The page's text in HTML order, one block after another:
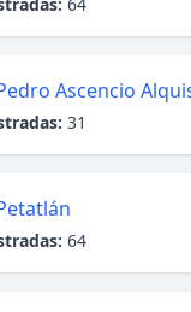
Ascencio
31
64